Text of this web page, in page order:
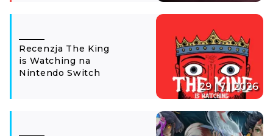
Recenzja The King
is Watching na
Nintendo Switch
29 | 7 | 2026